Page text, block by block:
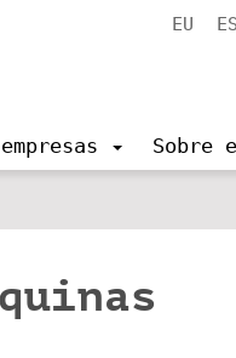
EU ES
Sobre